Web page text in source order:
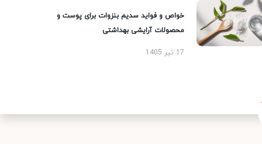
خواص و فواید سدیم بنزوات برای پوست و
محصولات آرایشی بهداشتی
17 تیر 1405